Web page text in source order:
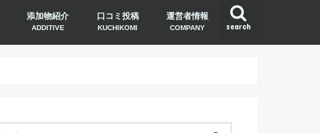
search
添加物紹介
ADDITIVE
口コミ投稿
KUCHIKOMI
運営者情報
COMPANY